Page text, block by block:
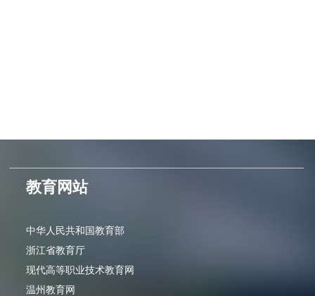
教育网站
中华人民共和国教育部
浙江省教育厅
现代高等职业技术教育网
温州教育网